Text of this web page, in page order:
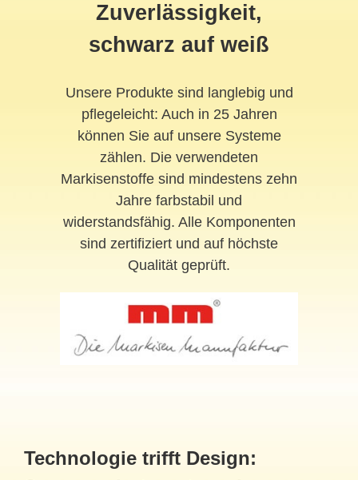
Zuverlässigkeit,
schwarz auf weiß
Unsere Produkte sind langlebig und
pflegeleicht: Auch in 25 Jahren
können Sie auf unsere Systeme
zählen. Die verwendeten
Markisenstoffe sind mindestens zehn
Jahre farbstabil und
widerstandsfähig. Alle Komponenten
sind zertifiziert und auf höchste
Qualität geprüft.
Technologie trifft Design: